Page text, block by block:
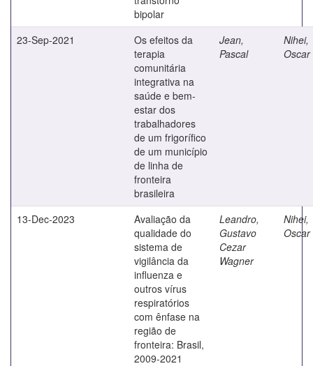
bipolar
23-Sep-2021
Os efeitos da
terapia
comunitária
integrativa na
saúde e bem-
estar dos
trabalhadores
de um frigorífico
de um município
de linha de
fronteira
brasileira
Jean,
Pascal
Nihei,
Oscar
13-Dec-2023
Avaliação da
qualidade do
sistema de
vigilância da
influenza e
outros vírus
respiratórios
com ênfase na
região de
fronteira: Brasil,
2009-2021
Leandro,
Gustavo
Cezar
Wagner
Nihei,
Oscar